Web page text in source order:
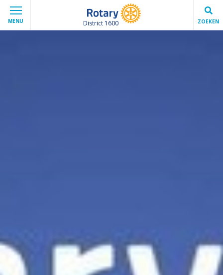
MENU District 1600 ZOEKEN